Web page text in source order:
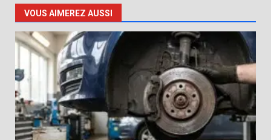
VOUS AIMEREZ AUSSI